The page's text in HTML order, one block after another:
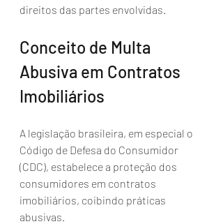
direitos das partes envolvidas.
Conceito de Multa
Abusiva em Contratos
Imobiliários
A legislação brasileira, em especial o
Código de Defesa do Consumidor
(CDC), estabelece a proteção dos
consumidores em contratos
imobiliários, coibindo práticas
abusivas.